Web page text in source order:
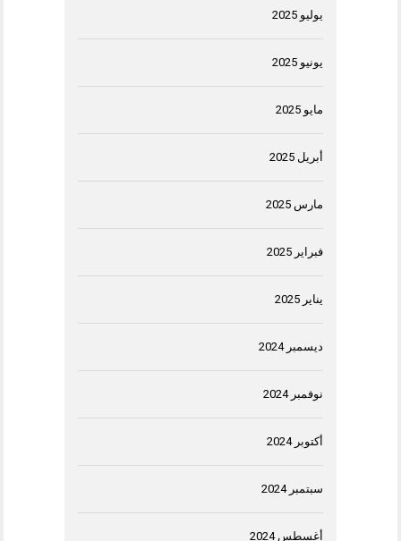
يوليو 2025
يونيو 2025
مايو 2025
أبريل 2025
مارس 2025
فبراير 2025
يناير 2025
ديسمبر 2024
نوفمبر 2024
أكتوبر 2024
سبتمبر 2024
أغسطس 2024